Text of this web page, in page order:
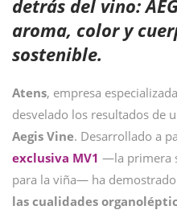
detrás del vino:
aroma, color y
sostenible.
Atens, empresa
desvelado los resultados de
Aegis Vine. Desarrollado a
exclusiva MV1 —la primera
para la viña— ha
las cualidades